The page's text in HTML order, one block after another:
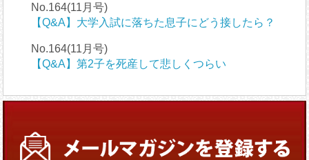
No.164(11月号)
【Q&A】大学入試に落ちた息子にどう接したら？
No.164(11月号)
【Q&A】第2子を死産して悲しくつらい